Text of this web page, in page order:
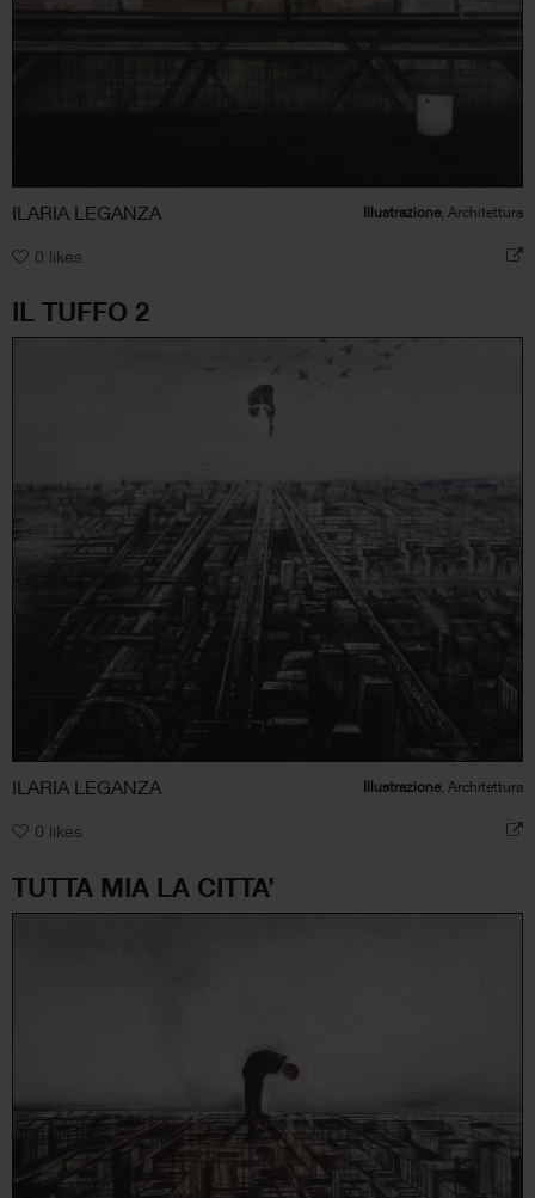
ILARIA LEGANZA Illustrazione, Architettura
0 likes
IL TUFFO 2
ILARIA LEGANZA Illustrazione, Architettura
0 likes
TUTTA MIA LA CITTA’